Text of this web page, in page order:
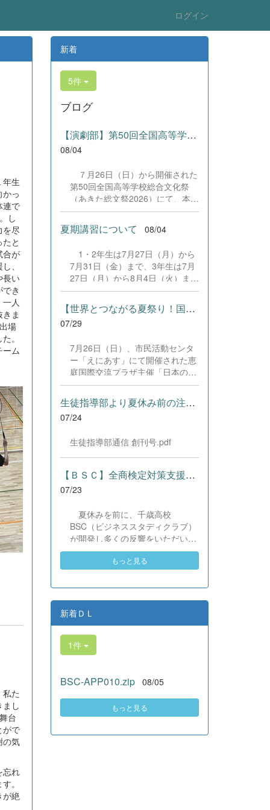
ログイン
年生
っ
連で
し
を尽
と
合が
、
長い
き
人
ま
場
。
ム
た
し
台
がで
の気
忘れ
。
が絶
新着
5件
ブログ
【演劇部】第50回全国高等学校総合文化祭にて受賞!
08/04
７月26日（日）から開催された
第50回全国高等学校総合文化祭
（あきた総文祭2026）にて、本校
演劇部が「優良賞」及び「舞台美
術賞」を受賞いたしました。大会
当日は、本校の部員たちもこれま
分に発揮し、堂々と舞台に立ちま
した。緊張感のある全国の舞台に
おいて、一人一人が役割を果た
し、心を込めた演技と表現を披露
することができました。 また、
今回の全国大会出場にあたり、多
ました企業の皆様、ならびに心温
まるご寄付や温かいご声援を寄せ
てくださった地域の皆様方に、心
より感謝申し上げます。皆様から
な励みとなり、全国の舞台で最高
のパフォーマンスと演技を届ける
糧に、さらに表現力に磨きをか
ぬご声援をよろしくお願いいたし
夏期講習について 08/04
1・2年生は7月27日（月）から
7月31日（金）まで、3年生は7月
27日（月）から8月4日（火）まで
の日程で、それぞれ学習に取り組
みました。多くの生徒が意欲的に
参加し、これまでの学習内容の復
習や発展的な内容、受験に向けた
られました。夏期講習で身に付け
た学習習慣や知識を、今後の学校
生活や学習に生かし、一人一人が
さらなる成長につなげてくれるこ
とを期待しています。 &nbsp;
【世界とつながる夏祭り！国際教養科の生徒が多文化共生ボランテ...
07/29
7月26日（日）、市民活動センタ
ー「えにあす」にて開催された恵
庭国際交流プラザ主催「日本の夏
祭り体験」に、本校国際教養科の
生徒6名がボランティアとして参
加しました！ 会場にはウクライ
ナ、ネパール、アフガニスタンな
ヨー釣りや綿あめ、盆踊りなどを
満喫。浴衣姿でイベントを彩った
1年生や、経験を生かして頼もし
く場を仕切る3年生など、生徒た
ちは言葉や国境を超えて笑顔で交
は、「国籍や年齢を問わず笑顔で
寄り添い、自分で考えて動く姿が
素晴らしい。異文化理解のマイン
ドが自然と身についている」と、
賞賛の声をいただきました！ 教室
う広いフィールドで本領を発揮す
る教養科生たち。多文化共生社会
を引っ張る頼もしい姿に、誇らし
さでいっぱいです。 教養科生、ど
んどん外へ飛び出そう！ その温か
い心と行動力を磨き、世界を笑顔
生徒指導部より夏休み前の注意事項
07/24
生徒指導部通信 創刊号.pdf
【ＢＳＣ】全商検定対策支援ポータルサイト「Compath（コンパス）...
07/23
夏休みを前に、千歳高校
BSC（ビジネススタディクラブ）
が開発し多くの反響をいただいて
いる、全商検定合格支援ポータル
サイト『Compath（コンパス）』
ました。 今回もユーザーの皆様
からいただいたアンケートのご意
見をもとに、BSC部員のプログラ
ミングチームがデバッグ（不具合
修正）から新機能の実装までを行
いました。今回のアップデートで
は、ビジネス計算・簿記・ビジネ
務分析・ビジネスコミュニケーシ
の更新プログラムを一挙にリリー
スしました。 具体的には、各検
もっと見る
新着ＤＬ
1件
BSC-APP010.zip 08/05
もっと見る